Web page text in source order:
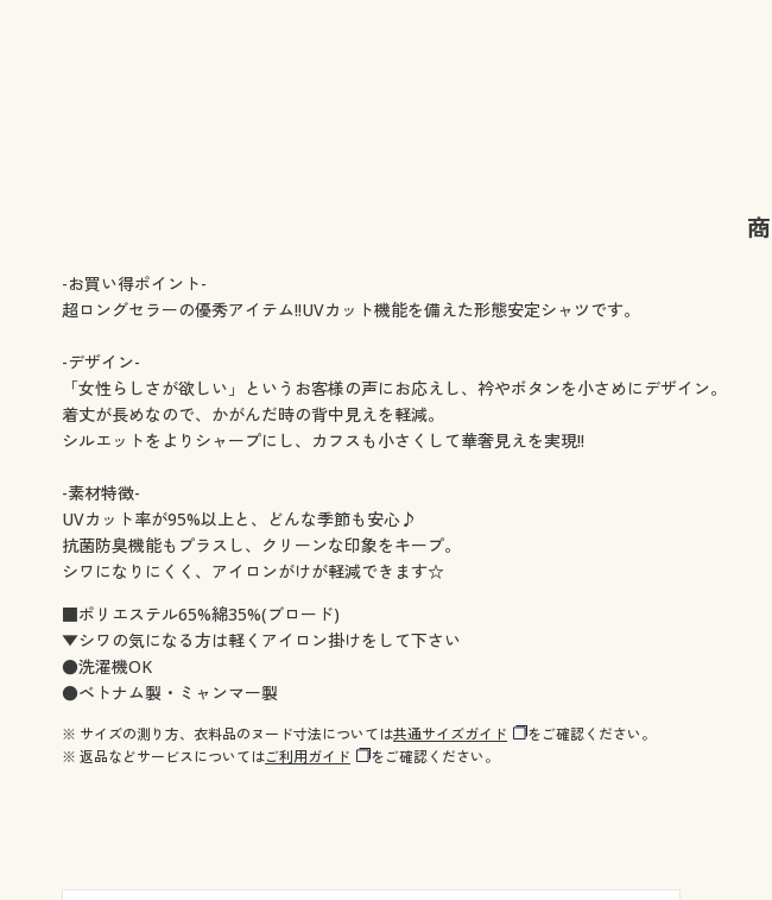
-お買い得ポイント-
超ロングセラーの優秀アイテム!!UVカット機能を備えた形態安定シャツです。
-デザイン-
「女性らしさが欲しい」というお客様の声にお応えし、衿やボタンを小さめにデザイン。
着丈が長めなので、かがんだ時の背中見えを軽減。
シルエットをよりシャープにし、カフスも小さくして華奢見えを実現!!
-素材特徴-
UVカット率が95%以上と、どんな季節も安心♪
抗菌防臭機能もプラスし、クリーンな印象をキープ。
シワになりにくく、アイロンがけが軽減できます☆
■ポリエステル65%綿35%(ブロード)
▼シワの気になる方は軽くアイロン掛けをして下さい
●洗濯機OK
●ベトナム製・ミャンマー製
※ サイズの測り方、衣料品のヌード寸法については共通サイズガイド
をご確認ください。
※ 返品などサービスについてはご利用ガイド をご確認ください。